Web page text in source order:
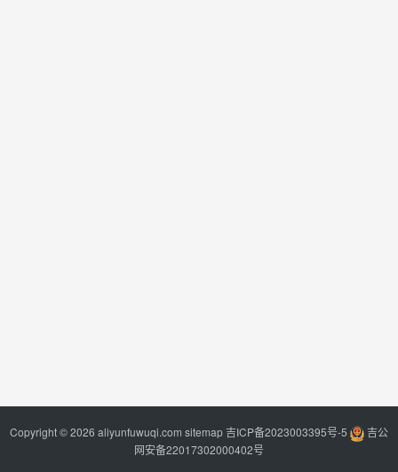
Copyright © 2026 aliyunfuwuqi.com sitemap吉ICP备2023003395号-5
吉公
网安备22017302000402号